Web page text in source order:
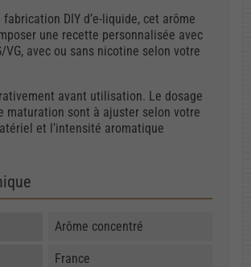
DIY d’e-liquide, cet arôme
une recette personnalisée avec
VG, avec ou sans nicotine selon votre
avant utilisation. Le dosage
maturation sont à ajuster selon votre
et l’intensité aromatique
Arôme concentré
France